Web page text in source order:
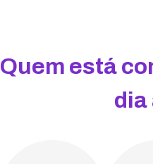
Quem está
dia